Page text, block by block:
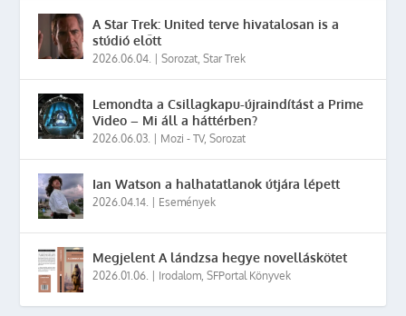
A Star Trek: United terve hivatalosan is a
stúdió előtt
2026.06.04. |Sorozat,Star Trek
Lemondta a Csillagkapu-újraindítást a Prime
Video – Mi áll a háttérben?
2026.06.03. Mozi - TV,Sorozat
Ian Watson a halhatatlanok útjára lépett
2026.04.14. Események
Megjelent A lándzsa hegye novelláskötet
2026.01.06. Irodalom,SFPortal Könyvek